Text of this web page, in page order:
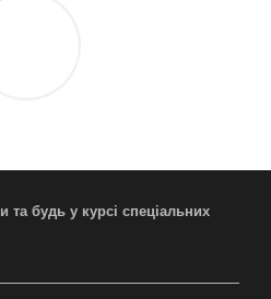
та будь у курсі спеціальних